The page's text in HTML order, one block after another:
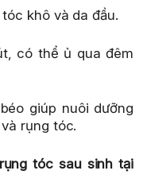
khô và da đầu.
có thể ủ qua đêm
giúp nuôi dưỡng
rụng tóc.
tóc sau sinh tại